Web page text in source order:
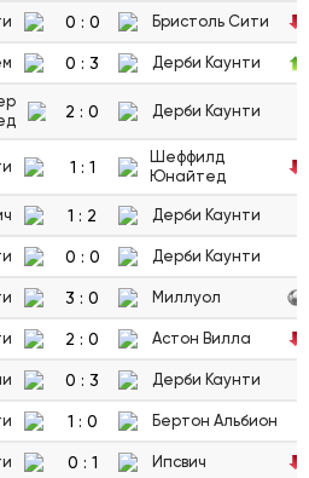
0 : 0 Бристоль Сити
0 : 3 Дерби Каунти
2 : 0 Дерби Каунти
1 : 1
Шеффилд
Юнайтед
1 : 2 Дерби Каунти
0 : 0 Дерби Каунти
3 : 0 Миллуол
2 : 0 Астон Вилла
0 : 3 Дерби Каунти
1 : 0 Бертон Альбион
0 : 1 Ипсвич